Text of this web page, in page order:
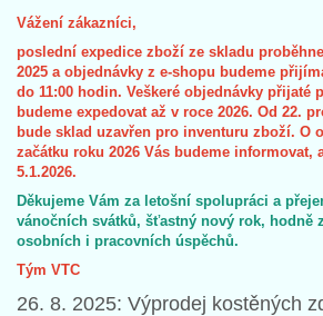
Vážení zákazníci,
poslední expedice zboží ze skladu
2025 a objednávky z e-shopu budeme
do 11:00 hodin. Veškeré objednávky přijaté
budeme expedovat až v roce 2026. Od 22.
bude sklad uzavřen pro inventuru zboží. O
začátku roku 2026 Vás budeme informovat,
5.1.2026.
Děkujeme Vám za letošní spolupráci a
vánočních svátků, šťastný nový rok, hodně
osobních i pracovních úspěchů.
Tým VTC
26. 8. 2025: Výprodej kostěných